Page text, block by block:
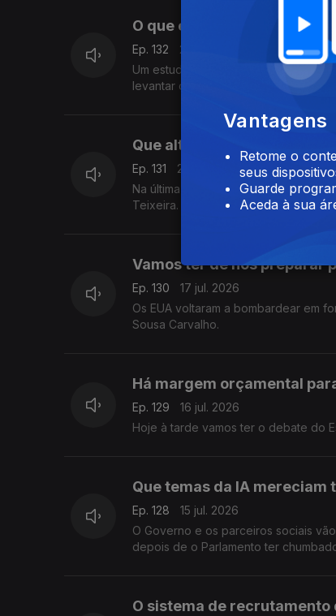
O que explica o “deserto
Ep. 132
21 jul. 2026
Um estudo do BdP revelou que
levantar dinheiro ou uma agência
Que alteração foi feita à Lei
Ep. 131
20 jul. 2026
Na última sessão antes das férias, o
Teixeira.
Vamos ter de nos preparar
Ep. 130
17 jul. 2026
Os EUA voltaram a bombardear em
Sousa Carvalho.
Há margem orçamental
Ep. 129
16 jul. 2026
Hoje à tarde vamos ter o debate do
Que temas da IA mereciam
Ep. 128
15 jul. 2026
O Governo e os parceiros sociais
depois de o Parlamento ter
O sistema de recrutamento
Vantagens
Retome o
seus
Guarde
Aceda à sua